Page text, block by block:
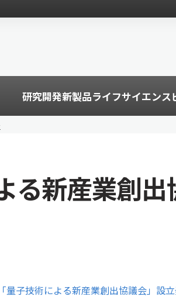
研究開発新製品ライフサイエンス
る新産業創
「量子技術による新産業創出協議会」設